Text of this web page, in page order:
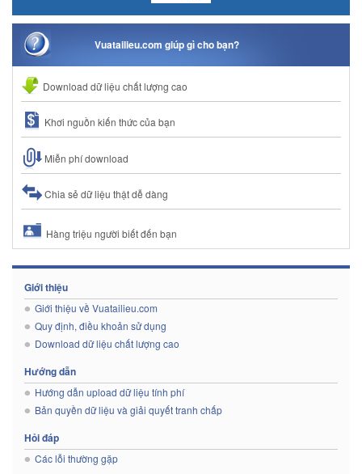
Vuatailieu.com giúp gì cho bạn?
Download dữ liệu chất lượng cao
Khơi nguồn kiến thức của bạn
Miễn phí download
Chia sẻ dữ liệu thật dễ dàng
Hàng triệu người biết đến bạn
Giới thiệu
Giới thiệu về Vuatailieu.com
Quy định, điều khoản sử dụng
Download dữ liệu chất lượng cao
Hướng dẫn
Hướng dẫn upload dữ liệu tính phí
Bản quyền dữ liệu và giải quyết tranh chấp
Hỏi đáp
Các lỗi thường gặp